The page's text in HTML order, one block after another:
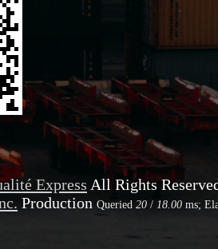
Express All Rights
Production Queried 20 / 18.00 ms;